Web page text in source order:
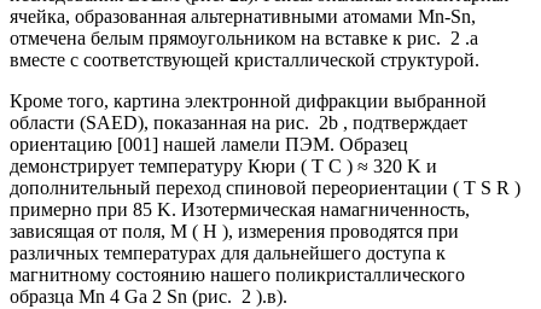
ячейка, образованная альтернативными атомами Mn-Sn,
отмечена белым прямоугольником на вставке к рис. 2 .a
вместе с соответствующей кристаллической структурой.
Кроме того, картина электронной дифракции выбранной
области (SAED), показанная на рис. 2b , подтверждает
ориентацию [001] нашей ламели ПЭМ. Образец
демонстрирует температуру Кюри ( T C ) ≈ 320 K и
дополнительный переход спиновой переориентации ( T S R )
примерно при 85 K. Изотермическая намагниченность,
зависящая от поля, M ( H ), измерения проводятся при
различных температурах для дальнейшего доступа к
магнитному состоянию нашего поликристаллического
образца Mn 4 Ga 2 Sn (рис. 2 ).в).